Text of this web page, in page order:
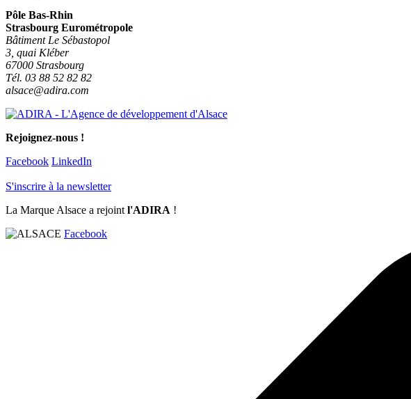
Pôle Bas-Rhin
Strasbourg Eurométropole
Bâtiment Le Sébastopol
3, quai Kléber
67000 Strasbourg
Tél. 03 88 52 82 82
alsace@adira.com
Rejoignez-nous !
Facebook LinkedIn
S'inscrire à la newsletter
La Marque Alsace a rejointl'ADIRA !
Facebook